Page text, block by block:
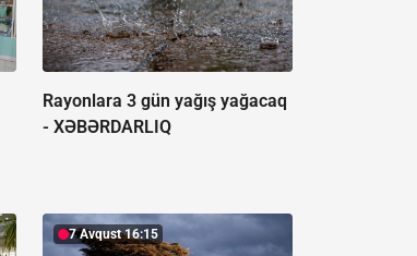
Rayonlara 3 gün yağış yağacaq
- XƏBƏRDARLIQ
7 Avqust 16:15